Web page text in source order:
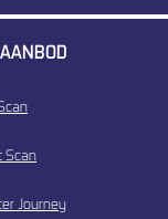
Scan
Journey